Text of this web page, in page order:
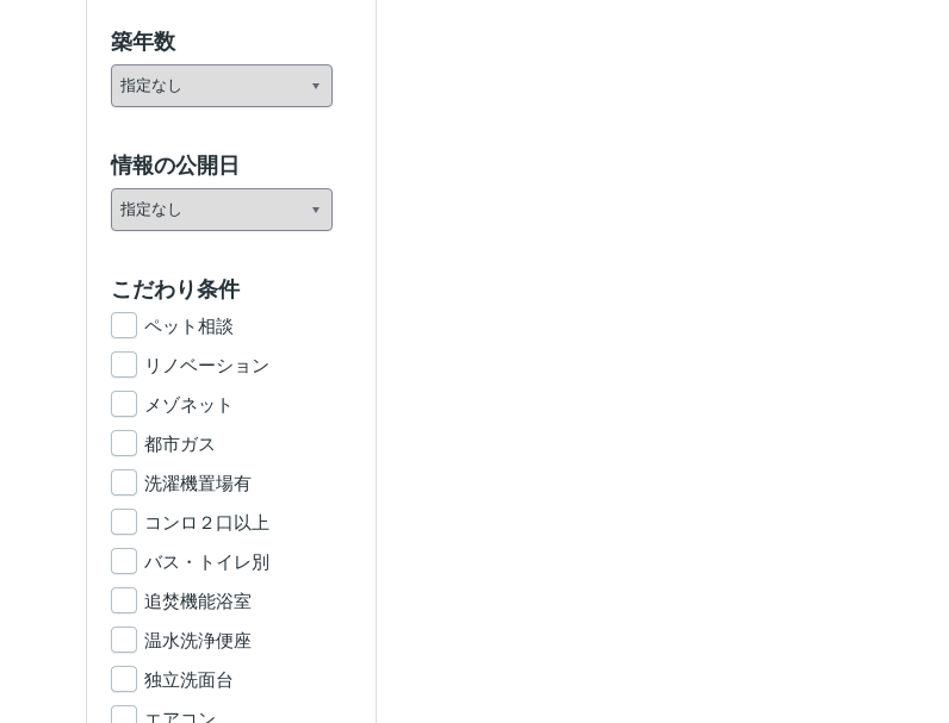
築年数
情報の公開日
こだわり条件
ペット相談
リノベーション
メゾネット
都市ガス
洗濯機置場有
コンロ２口以上
バス・トイレ別
追焚機能浴室
温水洗浄便座
独立洗面台
エアコン